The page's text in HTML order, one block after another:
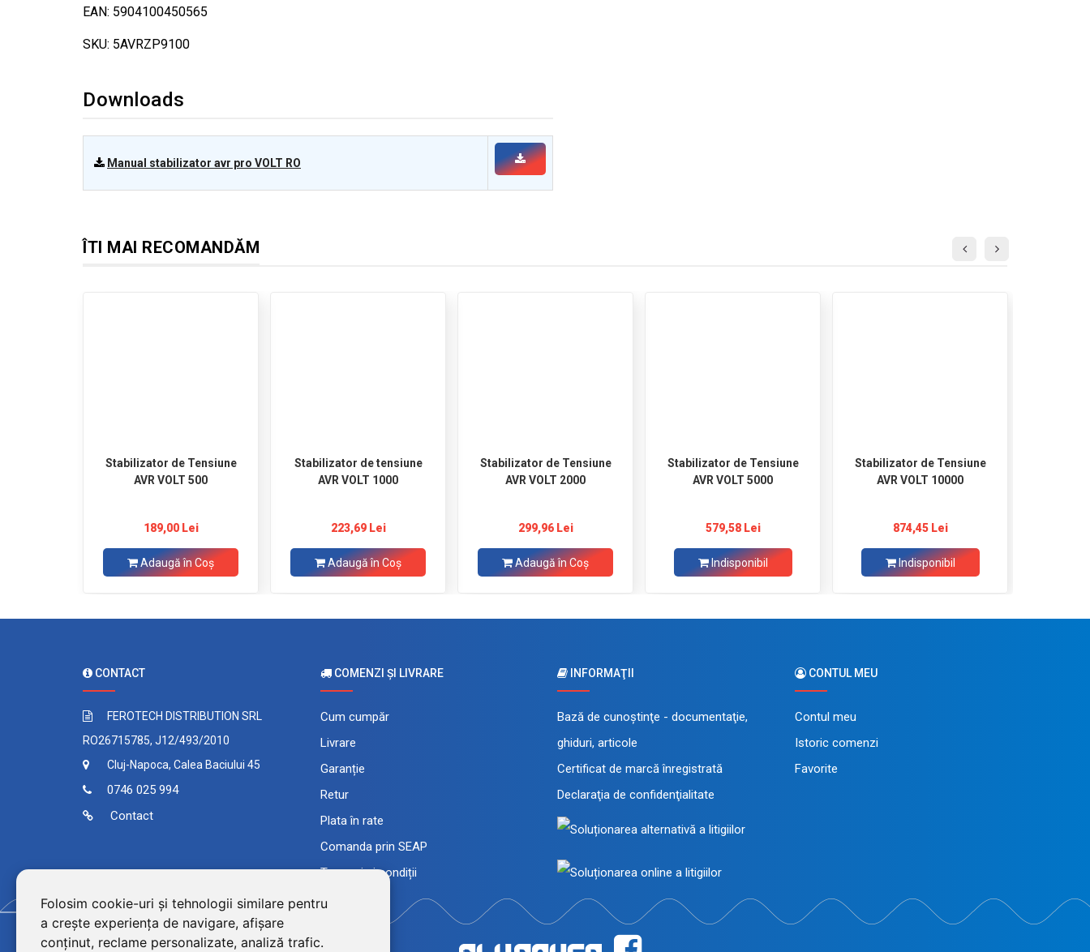
Folosim cookie-uri și tehnologii similare pentru
a crește experiența de navigare, afișare
conținut, reclame personalizate, analiză trafic.
EAN: 5904100450565
SKU: 5AVRZP9100
Downloads
Manual stabilizator avr pro VOLT RO
ÎTI MAI RECOMANDĂM
Stabilizator de Tensiune
AVR VOLT 500
189,00 Lei
Adaugă în Coş
Stabilizator de tensiune
AVR VOLT 1000
223,69 Lei
Adaugă în Coş
Stabilizator de Tensiune
AVR VOLT 2000
299,96 Lei
Adaugă în Coş
Stabilizator de Tensiune
AVR VOLT 5000
579,58 Lei
Indisponibil
Stabilizator de Tensiune
AVR VOLT 10000
874,45 Lei
Indisponibil
CONTACT
FEROTECH DISTRIBUTION SRL
RO26715785, J12/493/2010
Cluj-Napoca, Calea Baciului 45
0746 025 994
Contact
COMENZI ŞI LIVRARE
Cum cumpăr
Livrare
Garanție
Retur
Plata în rate
Comanda prin SEAP
Termeni și condiții
INFORMAŢII
Bază de cunoştinţe - documentaţie,
ghiduri, articole
Certificat de marcă înregistrată
Declaraţia de confidenţialitate
CONTUL MEU
Contul meu
Istoric comenzi
Favorite